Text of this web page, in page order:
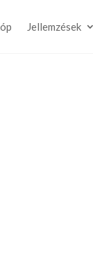
Jellemzések